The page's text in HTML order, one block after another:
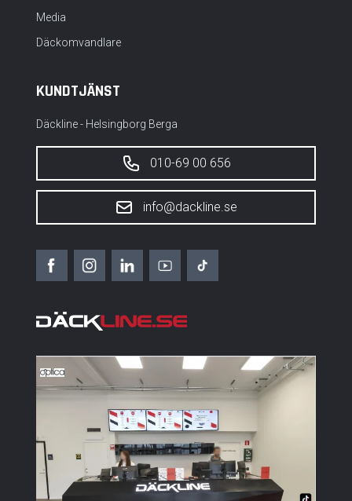
Media
Däckomvandlare
KUNDTJÄNST
Däckline - Helsingborg Berga
010-69 00 656
info@dackline.se